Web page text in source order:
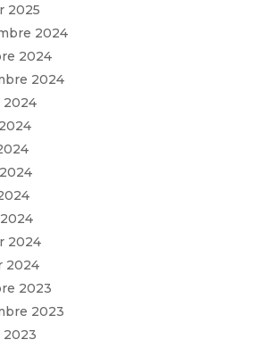
2025
2024
2024
2024
2024
2024
2024
2023
2023
2023